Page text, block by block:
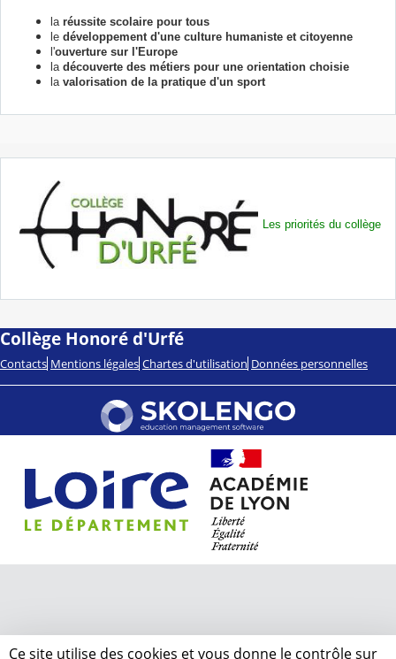
la réussite scolaire pour tous
le développement d'une culture humaniste et citoyenne
l'ouverture sur l'Europe
la découverte des métiers pour une orientation choisie
la valorisation de la pratique d'un sport
Les priorités du collège
Collège Honoré d'Urfé
Contacts Mentions légales Chartes d'utilisation Données personnelles
Ce site utilise des cookies et vous donne le contrôle sur